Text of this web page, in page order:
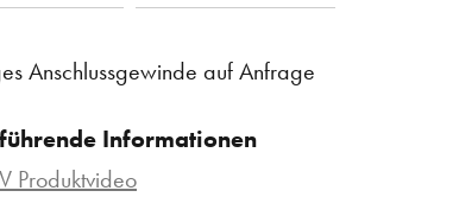
Anschlussgewinde auf Anfrage
Informationen
Produktvideo